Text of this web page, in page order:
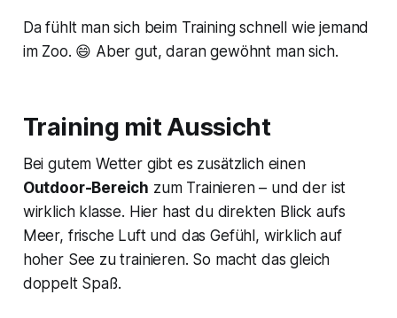
Da fühlt man sich beim Training schnell wie jemand
im Zoo. 😄 Aber gut, daran gewöhnt man sich.
Training mit Aussicht
Bei gutem Wetter gibt es zusätzlich einen
Outdoor-Bereich zum Trainieren – und der ist
wirklich klasse. Hier hast du direkten Blick aufs
Meer, frische Luft und das Gefühl, wirklich auf
hoher See zu trainieren. So macht das gleich
doppelt Spaß.